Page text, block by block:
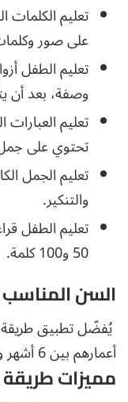
تعليم
على صور
تعليم الطفل
وصفة، بعد أن يتقن
تعليم
تحتوي على
تعليم الجمل
والتنكير.
تعليم الطفل
50 و100 كلمة.
السن
يُفضّل تطبيق طريقة
أعمارهم بين 6 أشهر و6 سنوات.
مميزات